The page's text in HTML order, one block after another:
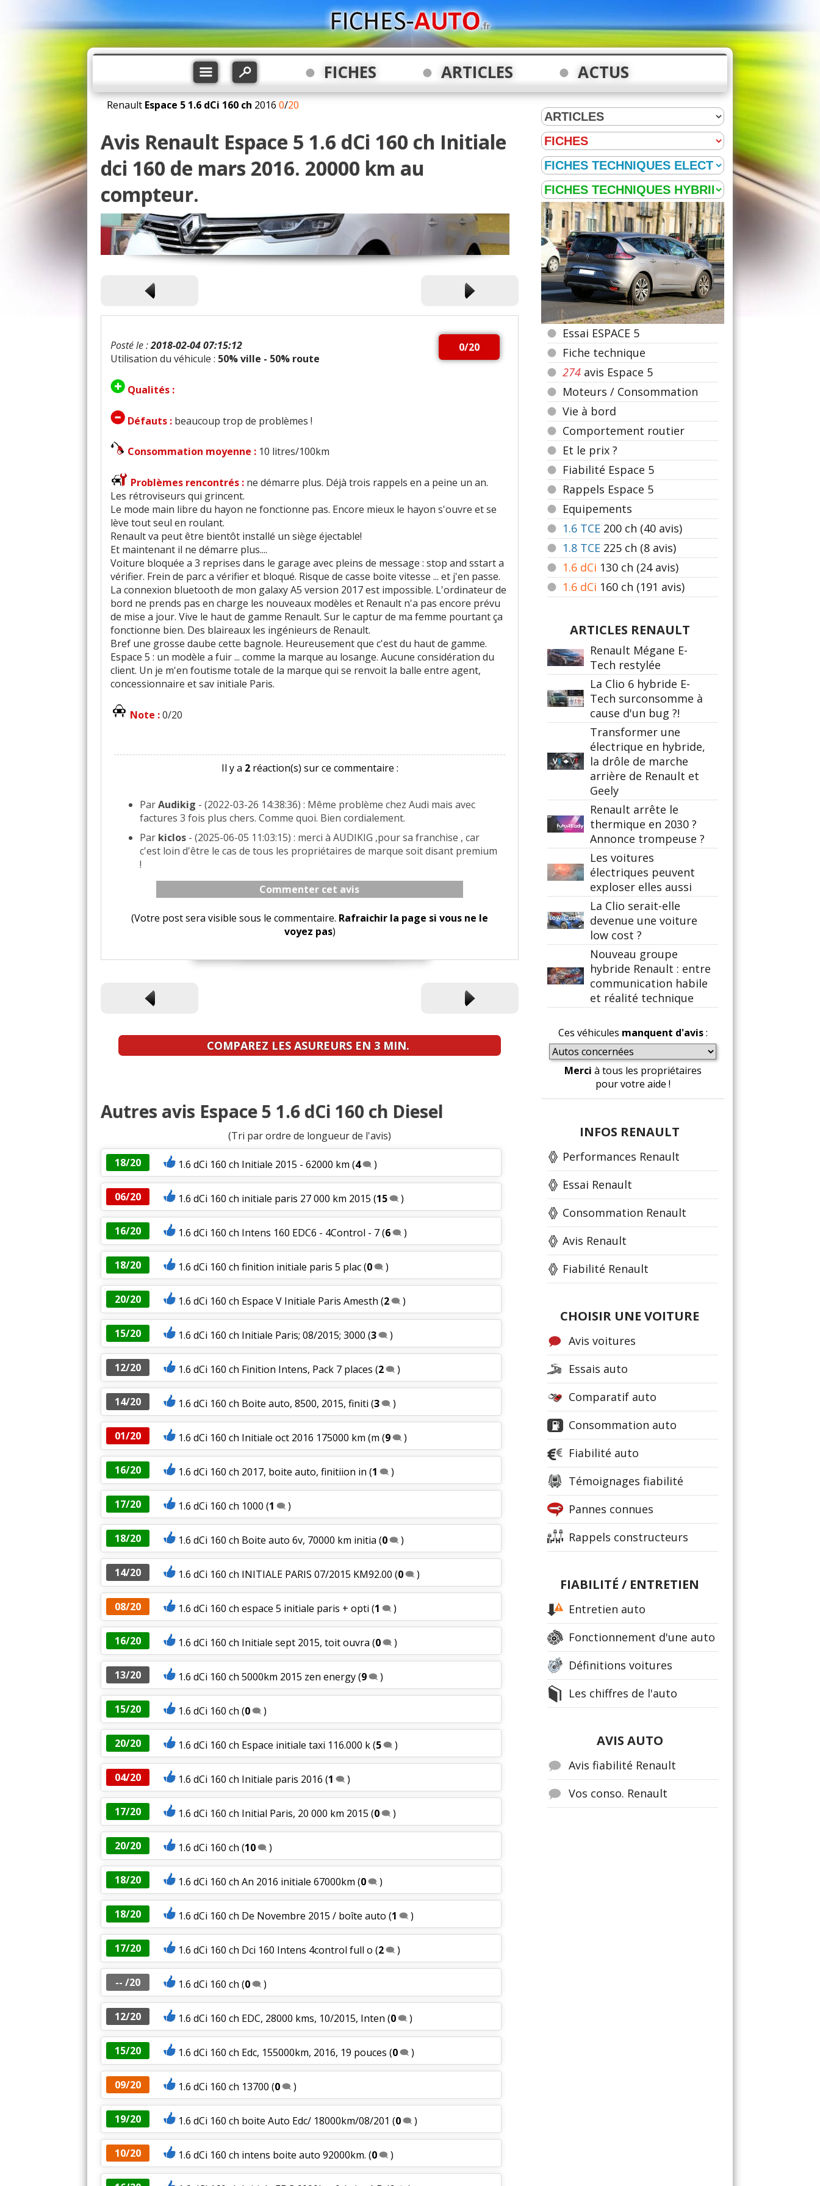
FICHES ARTICLES ACTUS
Renault Espace 5 1.6 dCi 160 ch 2016 0/20
Avis Renault Espace 5 1.6 dCi 160 ch Initiale
dci 160 de mars 2016. 20000 km au
compteur.
0/20
Posté le :2018-02-04 07:15:12
Utilisation du véhicule : 50% ville - 50% route
Qualités :
Défauts : beaucoup trop de problèmes !
Consommation moyenne : 10 litres/100km
Problèmes rencontrés : ne démarre plus. Déjà trois rappels en a peine un an.
Les rétroviseurs qui grincent.
Le mode main libre du hayon ne fonctionne pas. Encore mieux le hayon s'ouvre et se
lève tout seul en roulant.
Renault va peut être bientôt installé un siège éjectable!
Et maintenant il ne démarre plus....
Voiture bloquée a 3 reprises dans le garage avec pleins de message : stop and sstart a
vérifier. Frein de parc a vérifier et bloqué. Risque de casse boite vitesse ... et j'en passe.
La connexion bluetooth de mon galaxy A5 version 2017 est impossible. L'ordinateur de
bord ne prends pas en charge les nouveaux modèles et Renault n'a pas encore prévu
de mise a jour. Vive le haut de gamme Renault. Sur le captur de ma femme pourtant ça
fonctionne bien. Des blaireaux les ingénieurs de Renault.
Bref une grosse daube cette bagnole. Heureusement que c'est du haut de gamme.
Espace 5 : un modèle a fuir ... comme la marque au losange. Aucune considération du
client. Un je m'en foutisme totale de la marque qui se renvoit la balle entre agent,
concessionnaire et sav initiale Paris.
Note :0/20
Il y a 2réaction(s) sur ce commentaire :
ParAudikig - (2022-03-26 14:38:36) : Même problème chez Audi mais avec
factures 3 fois plus chers. Comme quoi. Bien cordialement.
Par kiclos - (2025-06-05 11:03:15) : merci à AUDIKIG ,pour sa franchise , car
c'est loin d'être le cas de tous les propriétaires de marque soit disant premium
!
Commenter cet avis
(Votre post sera visible sous le commentaire. Rafraichir la page si vous ne le
voyez pas)
COMPAREZ LES ASUREURS EN 3 MIN.
Autres avis Espace 5 1.6 dCi 160 ch Diesel
(Tri par ordre de longueur de l'avis)
18/20
1.6 dCi 160 ch Initiale 2015 - 62000 km (4 )
06/20 1.6 dCi 160 ch initiale paris 27 000 km 2015 (15 )
16/20 1.6 dCi 160 ch Intens 160 EDC6 - 4Control - 7(6 )
18/20 1.6 dCi 160 ch finition initiale paris 5 plac(0 )
20/20 1.6 dCi 160 ch Espace V Initiale Paris Amesth (2 )
15/20 1.6 dCi 160 ch Initiale Paris; 08/2015; 3000 (3 )
12/20 1.6 dCi 160 ch Finition Intens, Pack 7 places (2 )
14/20 1.6 dCi 160 ch Boite auto, 8500, 2015, finiti (3 )
01/20 1.6 dCi 160 ch Initiale oct 2016 175000 km (m (9 )
16/20 1.6 dCi 160 ch 2017, boite auto, finitiion in (1 )
17/20 1.6 dCi 160 ch 1000 (1 )
18/20 1.6 dCi 160 ch Boite auto 6v, 70000 km initia (0 )
14/20 1.6 dCi 160 ch INITIALE PARIS 07/2015 KM92.00 (0 )
08/20 1.6 dCi 160 ch espace 5 initiale paris + opti (1 )
16/20 1.6 dCi 160 ch Initiale sept 2015, toit ouvra (0 )
13/20 1.6 dCi 160 ch 5000km 2015 zen energy(9 )
15/20 1.6 dCi 160 ch (0 )
20/20 1.6 dCi 160 ch Espace initiale taxi 116.000 k(5 )
04/20 1.6 dCi 160 ch Initiale paris 2016 (1 )
17/20 1.6 dCi 160 ch Initial Paris, 20 000 km 2015 (0 )
20/20 1.6 dCi 160 ch (10 )
18/20 1.6 dCi 160 ch An 2016 initiale 67000km (0 )
18/20 1.6 dCi 160 ch De Novembre 2015 / boîte auto (1 )
17/20 1.6 dCi 160 ch Dci 160 Intens 4control full o (2 )
-- /20 1.6 dCi 160 ch (0 )
12/20 1.6 dCi 160 ch EDC, 28000 kms, 10/2015, Inten (0 )
15/20 1.6 dCi 160 ch Edc, 155000km, 2016, 19 pouces (0 )
09/20 1.6 dCi 160 ch 13700 (0 )
19/20 1.6 dCi 160 ch boite Auto Edc/ 18000km/08/201 (0 )
10/20 1.6 dCi 160 ch intens boite auto 92000km. (0 )
Essai ESPACE 5
Fiche technique
274 avis Espace 5
Moteurs / Consommation
Vie à bord
Comportement routier
Et le prix ?
Fiabilité Espace 5
Rappels Espace 5
Equipements
1.6 TCE 200 ch (40 avis)
1.8 TCE 225 ch (8 avis)
1.6 dCi 130 ch (24 avis)
1.6 dCi 160 ch (191 avis)
ARTICLES RENAULT
Renault Mégane E-
Tech restylée
La Clio 6 hybride E-
Tech surconsomme à
cause d'un bug ?!
Transformer une
électrique en hybride,
la drôle de marche
arrière de Renault et
Geely
Renault arrête le
thermique en 2030 ?
Annonce trompeuse ?
Les voitures
électriques peuvent
exploser elles aussi
La Clio serait-elle
devenue une voiture
low cost ?
Nouveau groupe
hybride Renault : entre
communication habile
et réalité technique
Ces véhicules manquent d'avis:
Merci à tous les propriétaires
pour votre aide !
INFOS RENAULT
Performances Renault
Essai Renault
Consommation Renault
Avis Renault
Fiabilité Renault
CHOISIR UNE VOITURE
Avis voitures
Essais auto
Comparatif auto
Consommation auto
Fiabilité auto
Témoignages fiabilité
Pannes connues
Rappels constructeurs
FIABILITÉ / ENTRETIEN
Entretien auto
Fonctionnement d'une auto
Définitions voitures
Les chiffres de l'auto
AVIS AUTO
Avis fiabilité Renault
Vos conso. Renault